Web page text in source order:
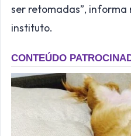
ser retomadas”,
instituto.